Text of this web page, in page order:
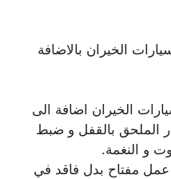
الخيران بالاضافة
الخيران اضافة الى
الملحق بالقفل و ضبط
و النغمة.
مفتاح بدل فاقد في